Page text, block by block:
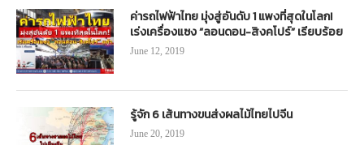
ค่ารถไฟฟ้าไทย มุ่งสู่อันดับ 1 แพงที่สุดในโลก!
เร่งเครื่องแซง “ลอนดอน-สิงคโปร์” เรียบร้อย
June 12, 2019
รู้จัก 6 เส้นทางขนส่งผลไม้ไทยไปจีน
June 20, 2019